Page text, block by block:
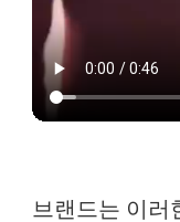
브랜드는 이러